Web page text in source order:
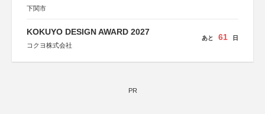
下関市
KOKUYO DESIGN AWARD 2027
コクヨ株式会社
あと 61 日
PR